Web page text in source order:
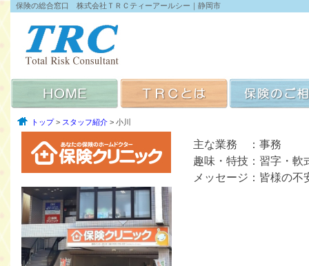
保険の総合窓口 株式会社ＴＲＣティーアールシー｜静岡市
トップ> スタッフ紹介 > 小川
主な業務 ：事務
趣味・特技：習字・軟
メッセージ：皆様の